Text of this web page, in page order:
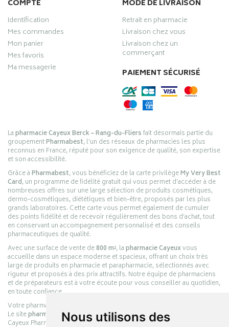
Nous utilisons des
COMPTE
Identification
Mes commandes
Mon panier
Mes favoris
Ma messagerie
MODE DE LIVRAISON
Retrait en pharmacie
Livraison chez vous
Livraison chez un
commerçant
PAIEMENT SÉCURISÉ
Lapharmacie Cayeux Berck – Rang-du-Fliersfait désormais partie du
groupementPharmabest, l’un des réseaux de pharmacies les plus
reconnus en France, réputé pour son exigence de qualité, son expertise
et son accessibilité.
Grâce àPharmabest, vous bénéficiez de la carte privilègeMy Very Best
Card, un programme de fidélité gratuit qui vous permet d’accéder à de
nombreuses offres sur une large sélection de produits cosmétiques,
dermo-cosmétiques, diététiques et bien-être, proposés par les plus
grands laboratoires. Cette carte vous permet également de cumuler
des points fidélité et de recevoir régulièrement des bons d’achat, tout
en conservant un accompagnement personnalisé et des conseils
pharmaceutiques de qualité.
Avec une surface de vente de800 m², lapharmacie Cayeuxvous
accueille dans un espace moderne et spacieux, offrant un choix très
large de produits en pharmacie et parapharmacie, sélectionnés avec
rigueur et proposés à des prix attractifs. Notre équipe de pharmaciens
et de préparateurs est à votre écoute pour vous conseiller au quotidien,
en toute confiance.
Votre pharmacie en ligne :
Le sitepharmacie-cayeux.frest le prolongement digital de la pharmacie
Cayeux Pharmabest Berck-sur-Mer – Rang-du-Fliers.